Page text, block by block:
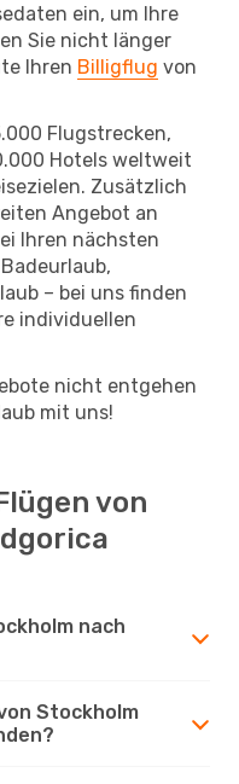
ein, um Ihre
Sie nicht länger
Ihren Billigflug von
Flugstrecken,
Hotels weltweit
Zusätzlich
Angebot an
Ihren nächsten
– bei uns finden
individuellen
nicht entgehen
mit uns!
von
nach
Stockholm